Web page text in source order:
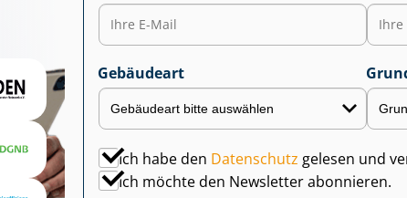
Gebäudeart
Ich habe den Datenschutz gelesen und
Ich möchte den Newsletter abonnieren.